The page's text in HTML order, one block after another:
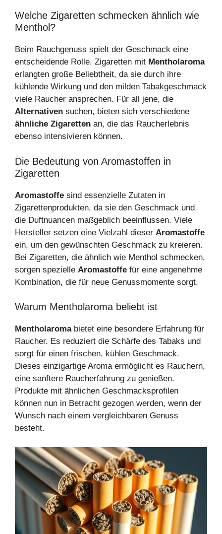
Welche Zigaretten schmecken ähnlich wie
Menthol?
Beim Rauchgenuss spielt der Geschmack eine
entscheidende Rolle. Zigaretten mit Mentholaroma
erlangten große Beliebtheit, da sie durch ihre
kühlende Wirkung und den milden Tabakgeschmack
viele Raucher ansprechen. Für all jene, die
Alternativen suchen, bieten sich verschiedene
ähnliche Zigaretten an, die das Raucherlebnis
ebenso intensivieren können.
Die Bedeutung von Aromastoffen in
Zigaretten
Aromastoffe sind essenzielle Zutaten in
Zigarettenprodukten, da sie den Geschmack und
die Duftnuancen maßgeblich beeinflussen. Viele
Hersteller setzen eine Vielzahl dieser Aromastoffe
ein, um den gewünschten Geschmack zu kreieren.
Bei Zigaretten, die ähnlich wie Menthol schmecken,
sorgen spezielle Aromastoffe für eine angenehme
Kombination, die für neue Genussmomente sorgt.
Warum Mentholaroma beliebt ist
Mentholaromabietet eine besondere Erfahrung für
Raucher. Es reduziert die Schärfe des Tabaks und
sorgt für einen frischen, kühlen Geschmack.
Dieses einzigartige Aroma ermöglicht es Rauchern,
eine sanftere Raucherfahrung zu genießen.
Produkte mit ähnlichen Geschmacksprofilen
können nun in Betracht gezogen werden, wenn der
Wunsch nach einem vergleichbaren Genuss
besteht.